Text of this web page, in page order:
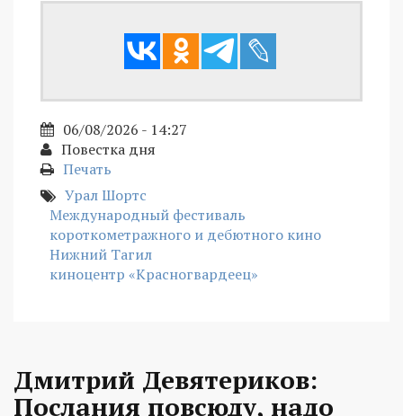
06/08/2026 - 14:27
Повестка дня
Печать
Урал Шортс
Международный фестиваль
короткометражного и дебютного кино
Нижний Тагил
киноцентр «Красногвардеец»
Дмитрий Девятериков:
Послания повсюду, надо